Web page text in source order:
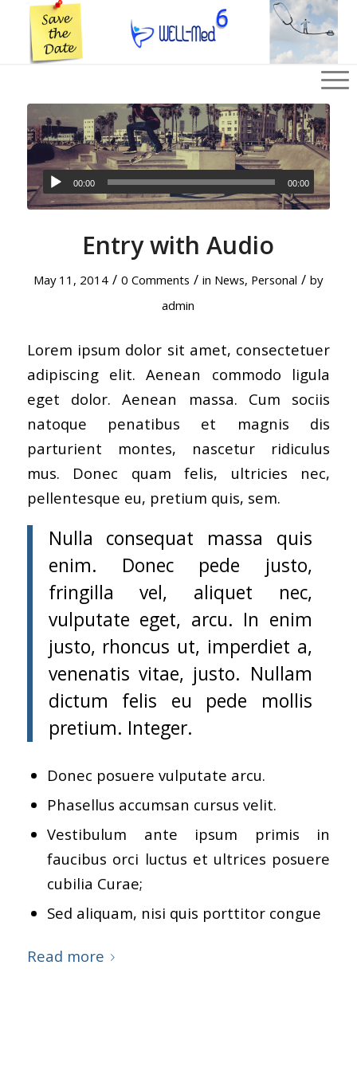
00:00 00:00
Entry with Audio
May 11, 2014 / 0 Comments / in News, Personal / by
admin
Lorem ipsum dolor sit amet, consectetuer
adipiscing elit. Aenean commodo ligula
eget dolor. Aenean massa. Cum sociis
natoque penatibus et magnis dis
parturient montes, nascetur ridiculus
mus. Donec quam felis, ultricies nec,
pellentesque eu, pretium quis, sem.
Nulla consequat massa quis
enim. Donec pede justo,
fringilla vel, aliquet nec,
vulputate eget, arcu. In enim
justo, rhoncus ut, imperdiet a,
venenatis vitae, justo. Nullam
dictum felis eu pede mollis
pretium. Integer.
Donec posuere vulputate arcu.
Phasellus accumsan cursus velit.
Vestibulum ante ipsum primis in
faucibus orci luctus et ultrices posuere
cubilia Curae;
Sed aliquam, nisi quis porttitor congue
Read more